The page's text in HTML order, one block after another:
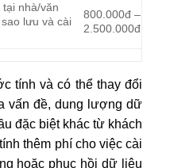
tại nhà/văn
lưu và cài
800.000đ –
2.500.000đ
tính và có thể thay đổi
vấn đề, dung lượng dữ
đặc biệt khác từ khách
thêm phí cho việc cài
hoặc phục hồi dữ liệu